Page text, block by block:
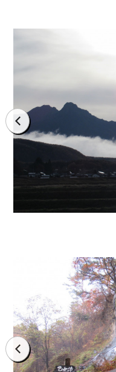
prev
prev